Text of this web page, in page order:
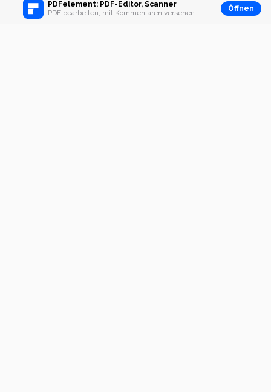
PDFelement: PDF-Editor, Scanner
PDF bearbeiten, mit Kommentaren versehen
Öffnen
Stapelverarbeitung zum